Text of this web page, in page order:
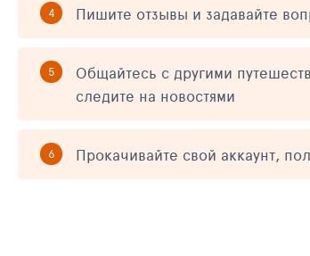
Пишите отзывы и задавайте
Общайтесь с другими
следите на новостями
Прокачивайте свой аккаунт,